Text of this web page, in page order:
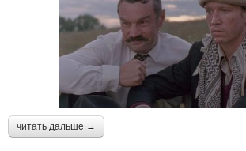
читать дальше →